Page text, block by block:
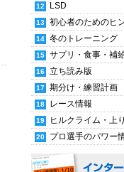
LSD
初心者のためのヒ
冬のトレーニング
サプリ・食事・補
立ち読み版
期分け・練習計画
レース情報
ヒルクライム・上り
プロ選手のパワー